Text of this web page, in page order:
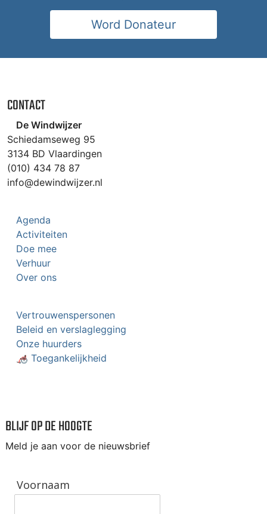
Word Donateur
CONTACT
De Windwijzer
Schiedamseweg 95
3134 BD Vlaardingen
(010) 434 78 87
info@dewindwijzer.nl
Agenda
Activiteiten
Doe mee
Verhuur
Over ons
Vertrouwenspersonen
Beleid en verslaglegging
Onze huurders
🦽 Toegankelijkheid
BLIJF OP DE HOOGTE
Meld je aan voor de nieuwsbrief
Voornaam